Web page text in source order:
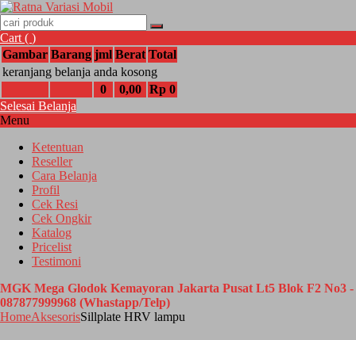
Cart ( )
Gambar Barang jml Berat Total
keranjang belanja anda kosong
0
0,00 Rp 0
Selesai Belanja
Menu
Ketentuan
Reseller
Cara Belanja
Profil
Cek Resi
Cek Ongkir
Katalog
Pricelist
Testimoni
MGK Mega Glodok Kemayoran Jakarta Pusat Lt5 Blok F2 No3 -
087877999968 (Whastapp/Telp)
HomeAksesorisSillplate HRV lampu